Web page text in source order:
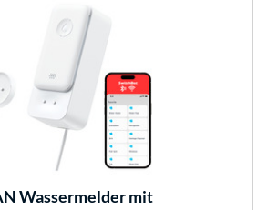
Wassermelder mit